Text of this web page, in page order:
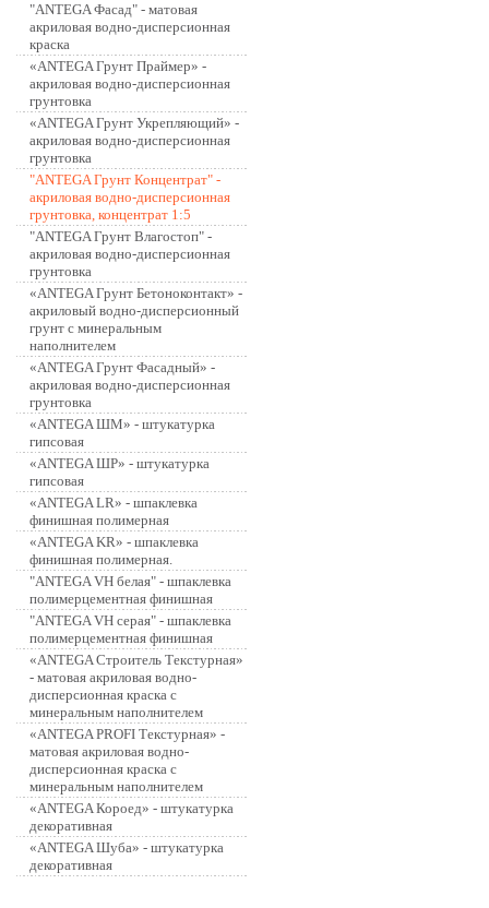
"ANTEGA Фасад" - матовая
акриловая водно-дисперсионная
краска
«ANTEGA Грунт Праймер» -
акриловая водно-дисперсионная
грунтовка
«ANTEGA Грунт Укрепляющий» -
акриловая водно-дисперсионная
грунтовка
"ANTEGA Грунт Концентрат" -
акриловая водно-дисперсионная
грунтовка, концентрат 1:5
"ANTEGA Грунт Влагостоп" -
акриловая водно-дисперсионная
грунтовка
«ANTEGA Грунт Бетоноконтакт» -
акриловый водно-дисперсионный
грунт с минеральным
наполнителем
«ANTEGA Грунт Фасадный» -
акриловая водно-дисперсионная
грунтовка
«ANTEGA ШМ» - штукатурка
гипсовая
«ANTEGA ШР» - штукатурка
гипсовая
«ANTEGA LR» - шпаклевка
финишная полимерная
«ANTEGA KR» - шпаклевка
финишная полимерная.
"ANTEGA VH белая" - шпаклевка
полимерцементная финишная
"ANTEGA VH серая" - шпаклевка
полимерцементная финишная
«ANTEGA Строитель Текстурная»
- матовая акриловая водно-
дисперсионная краска с
минеральным наполнителем
«ANTEGA PROFI Текстурная» -
матовая акриловая водно-
дисперсионная краска с
минеральным наполнителем
«ANTEGA Короед» - штукатурка
декоративная
«ANTEGA Шуба» - штукатурка
декоративная